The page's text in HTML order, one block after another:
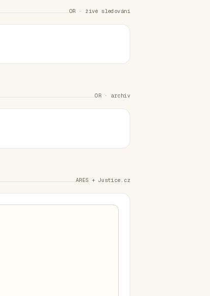
OR · živé sledování
OR · archiv
ARES + Justice.cz